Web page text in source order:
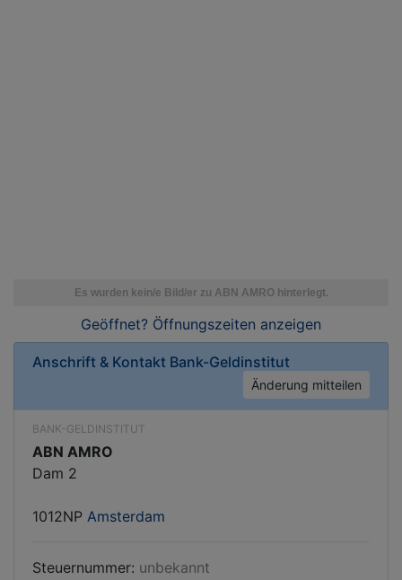
Geöffnet? Öffnungszeiten anzeigen
Anschrift & Kontakt Bank-Geldinstitut
Änderung mitteilen
BANK-GELDINSTITUT
ABN AMRO
Dam 2
1012NP Amsterdam
Steuernummer: unbekannt